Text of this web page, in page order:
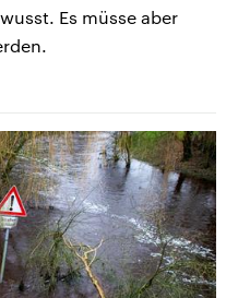
Es müsse aber